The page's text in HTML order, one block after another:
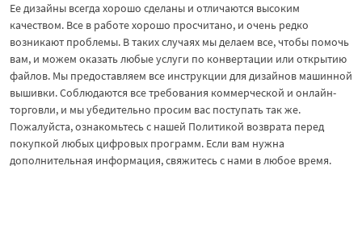
Ее дизайны всегда хорошо сделаны и отличаются высоким
качеством. Все в работе хорошо просчитано, и очень редко
возникают проблемы. В таких случаях мы делаем все, чтобы помочь
вам, и можем оказать любые услуги по конвертации или открытию
файлов. Мы предоставляем все инструкции для дизайнов машинной
вышивки. Соблюдаются все требования коммерческой и онлайн-
торговли, и мы убедительно просим вас поступать так же.
Пожалуйста, ознакомьтесь с нашей Политикой возврата перед
покупкой любых цифровых программ. Если вам нужна
дополнительная информация, свяжитесь с нами в любое время.